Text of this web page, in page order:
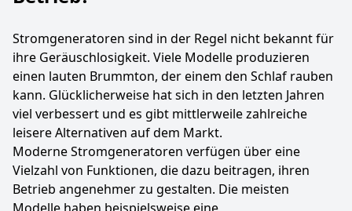
Stromgeneratoren sind in der Regel nicht bekannt für
ihre Geräuschlosigkeit. Viele Modelle produzieren
einen lauten Brummton, der einem den Schlaf rauben
kann. Glücklicherweise hat sich in den letzten Jahren
viel verbessert und es gibt mittlerweile zahlreiche
leisere Alternativen auf dem Markt.
Moderne Stromgeneratoren verfügen über eine
Vielzahl von Funktionen, die dazu beitragen, ihren
Betrieb angenehmer zu gestalten. Die meisten